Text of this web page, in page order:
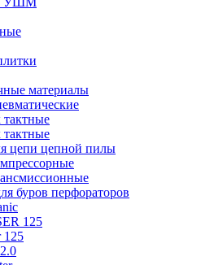
материалы
цепи цепной пилы
буров перфораторов
125
125